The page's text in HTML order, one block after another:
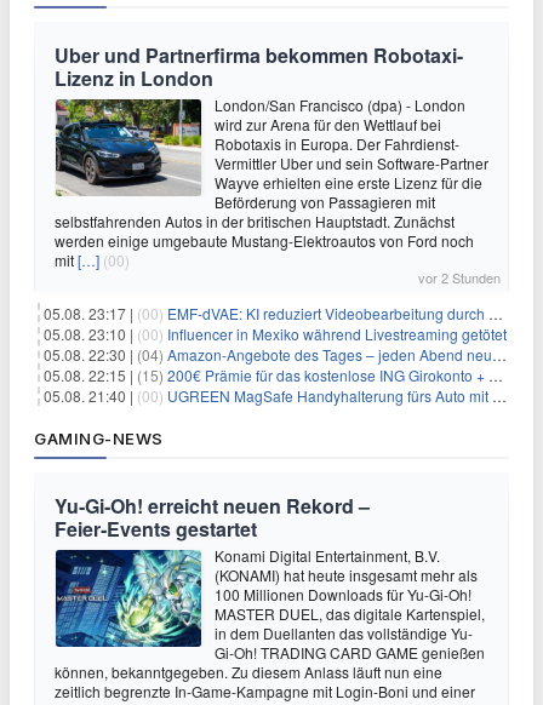
Uber und Partnerfirma bekommen Robotaxi-
Lizenz in London
London/San Francisco (dpa) - London
wird zur Arena für den Wettlauf bei
Robotaxis in Europa. Der Fahrdienst-
Vermittler Uber und sein Software-Partner
Wayve erhielten eine erste Lizenz für die
Beförderung von Passagieren mit
selbstfahrenden Autos in der britischen Hauptstadt. Zunächst
werden einige umgebaute Mustang-Elektroautos von Ford noch
mit[…] (00)
vor 2 Stunden
05.08. 23:17 | (00) EMF-dVAE: KI reduziert Videobearbeitung durch audio-gesteuerte Bildauswahl um 65%
05.08. 23:10 | (00) Influencer in Mexiko während Livestreaming getötet
05.08. 22:30 | (04) Amazon-Angebote des Tages – jeden Abend neue Deals zum Stöbern
05.08. 22:15 | (15) 200€ Prämie für das kostenlose ING Girokonto + gratis Visa + 3,75% Zinsen
05.08. 21:40 | (00) UGREEN MagSafe Handyhalterung fürs Auto mit 20 N52-Magneten für 7,96€
GAMING-NEWS
Yu‑Gi‑Oh! erreicht neuen Rekord –
Feier‑Events gestartet
Konami Digital Entertainment, B.V.
(KONAMI) hat heute insgesamt mehr als
100 Millionen Downloads für Yu-Gi-Oh!
MASTER DUEL, das digitale Kartenspiel,
in dem Duellanten das vollständige Yu-
Gi-Oh! TRADING CARD GAME genießen
können, bekanntgegeben. Zu diesem Anlass läuft nun eine
zeitlich begrenzte In-Game-Kampagne mit Login-Boni und einer